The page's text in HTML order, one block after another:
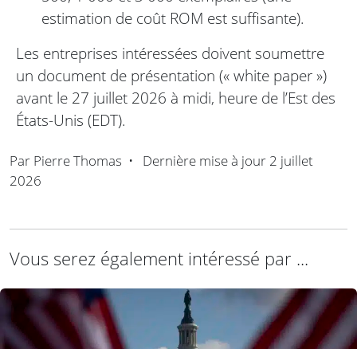
estimation de coût ROM est suffisante).
Les entreprises intéressées doivent soumettre
un document de présentation (« white paper »)
avant le 27 juillet 2026 à midi, heure de l’Est des
États-Unis (EDT).
Par Pierre Thomas • Dernière mise à jour 2 juillet
2026
Vous serez également intéressé par ...